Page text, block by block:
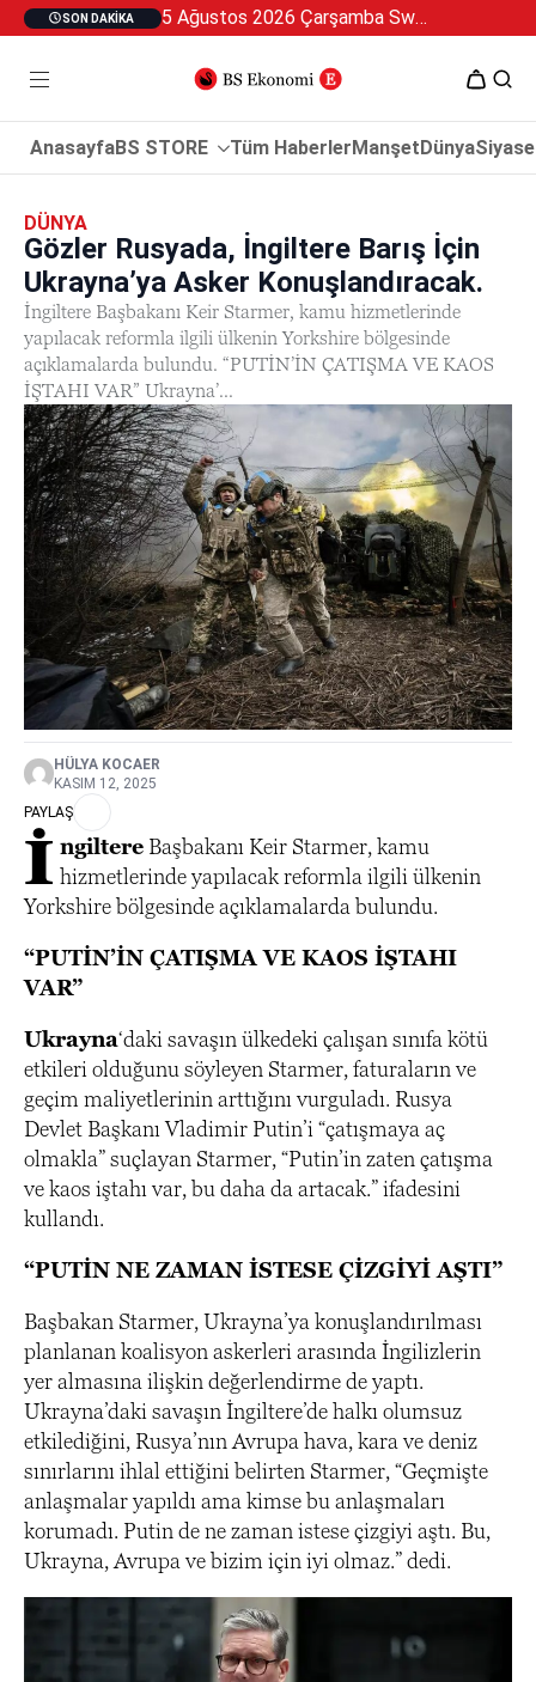
SON DAKIKA 5 Ağustos 2026 Çarşamba Swan Özel 2
AnasayfaBS STORE Tüm HaberlerManşetDünya
DÜNYA
Gözler Rusyada, İngiltere Barış İçin
Ukrayna’ya Asker Konuşlandıracak.
İngiltere Başbakanı Keir Starmer, kamu hizmetlerinde
yapılacak reformla ilgili ülkenin Yorkshire bölgesinde
açıklamalarda bulundu. “PUTİN’İN ÇATIŞMA VE KAOS
İŞTAHI VAR” Ukrayna’...
HÜLYA KOCAER
KASIM 12, 2025
PAYLAŞ
İ ngiltere Başbakanı Keir Starmer, kamu
hizmetlerinde yapılacak reformla ilgili ülkenin
Yorkshire bölgesinde açıklamalarda bulundu.
“PUTİN’İN ÇATIŞMA VE KAOS İŞTAHI
VAR”
Ukrayna‘daki savaşın ülkedeki çalışan sınıfa kötü
etkileri olduğunu söyleyen Starmer, faturaların ve
geçim maliyetlerinin arttığını vurguladı. Rusya
Devlet Başkanı Vladimir Putin’i “çatışmaya aç
olmakla” suçlayan Starmer, “Putin’in zaten çatışma
ve kaos iştahı var, bu daha da artacak.” ifadesini
kullandı.
“PUTİN NE ZAMAN İSTESE ÇİZGİYİ AŞTI”
Başbakan Starmer, Ukrayna’ya konuşlandırılması
planlanan koalisyon askerleri arasında İngilizlerin
yer almasına ilişkin değerlendirme de yaptı.
Ukrayna’daki savaşın İngiltere’de halkı olumsuz
etkilediğini, Rusya’nın Avrupa hava, kara ve deniz
sınırlarını ihlal ettiğini belirten Starmer, “Geçmişte
anlaşmalar yapıldı ama kimse bu anlaşmaları
korumadı. Putin de ne zaman istese çizgiyi aştı. Bu,
Ukrayna, Avrupa ve bizim için iyi olmaz.” dedi.